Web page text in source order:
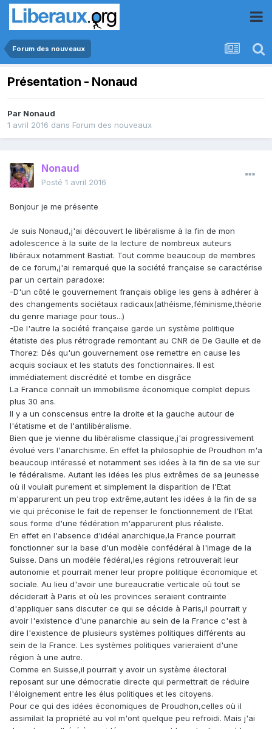
Forum des nouveaux
Présentation - Nonaud
Par Nonaud
1 avril 2016 dans Forum des nouveaux
Nonaud
Posté 1 avril 2016
Bonjour je me présente
Je suis Nonaud,j'ai découvert le libéralisme à la fin de mon
adolescence à la suite de la lecture de nombreux auteurs
libéraux notamment Bastiat. Tout comme beaucoup de membres
de ce forum,j'ai remarqué que la société française se caractérise
par un certain paradoxe:
-D'un côté le gouvernement français oblige les gens à adhérer à
des changements sociétaux radicaux(athéisme,féminisme,théorie
du genre mariage pour tous...)
-De l'autre la société française garde un système politique
étatiste des plus rétrograde remontant au CNR de De Gaulle et de
Thorez: Dés qu'un gouvernement ose remettre en cause les
acquis sociaux et les statuts des fonctionnaires. Il est
immédiatement discrédité et tombe en disgrâce
La France connaît un immobilisme économique complet depuis
plus 30 ans.
Il y a un conscensus entre la droite et la gauche autour de
l'étatisme et de l'antilibéralisme.
Bien que je vienne du libéralisme classique,j'ai progressivement
évolué vers l'anarchisme. En effet la philosophie de Proudhon m'a
beaucoup intéressé et notamment ses idées à la fin de sa vie sur
le fédéralisme. Autant les idées les plus extrêmes de sa jeunesse
où il voulait purement et simplement la disparition de l'Etat
m'apparurent un peu trop extrême,autant les idées à la fin de sa
vie qui préconise le fait de repenser le fonctionnement de l'Etat
sous forme d'une fédération m'apparurent plus réaliste.
En effet en l'absence d'idéal anarchique,la France pourrait
fonctionner sur la base d'un modèle confédéral à l'image de la
Suisse. Dans un modéle fédéral,les régions retrouverait leur
autonomie et pourrait mener leur propre politique économique et
sociale. Au lieu d'avoir une bureaucratie verticale où tout se
déciderait à Paris et où les provinces seraient contrainte
d'appliquer sans discuter ce qui se décide à Paris,il pourrait y
avoir l'existence d'une panarchie au sein de la France c'est à
dire l'existence de plusieurs systèmes politiques différents au
sein de la France. Les systèmes politiques varieraient d'une
région à une autre.
Comme en Suisse,il pourrait y avoir un système électoral
reposant sur une démocratie directe qui permettrait de réduire
l'éloignement entre les élus politiques et les citoyens.
Pour ce qui des idées économiques de Proudhon,celles où il
assimilait la propriété au vol m'ont quelque peu refroidi. Mais j'ai